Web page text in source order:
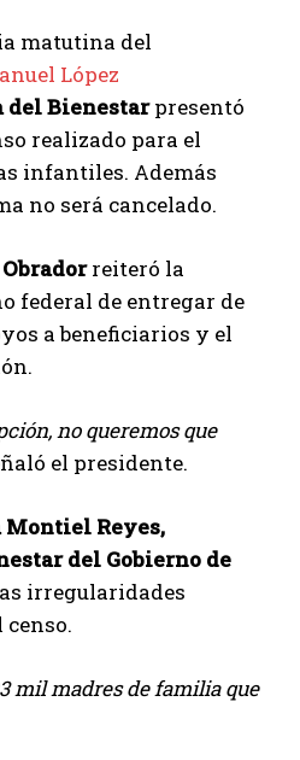
matutina del
López
del Bienestarpresentó
realizado para el
infantiles. Además
no será cancelado.
reiteró la
federal de entregar de
a beneficiarios y el
no queremos que
el presidente.
Reyes,
del Gobierno de
irregularidades
mil madres de familia que